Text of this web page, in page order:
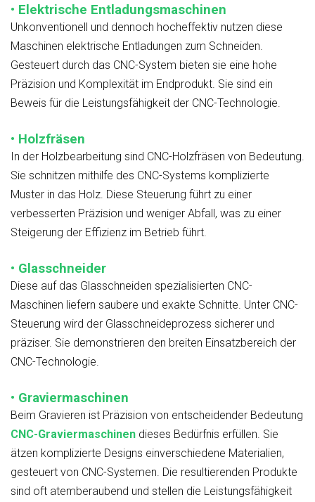
• Elektrische Entladungsmaschinen
Unkonventionell und dennoch hocheffektiv nutzen diese
Maschinen elektrische Entladungen zum Schneiden.
Gesteuert durch das CNC-System bieten sie eine hohe
Präzision und Komplexität im Endprodukt. Sie sind ein
Beweis für die Leistungsfähigkeit der CNC-Technologie.
• Holzfräsen
In der Holzbearbeitung sind CNC-Holzfräsen von Bedeutung.
Sie schnitzen mithilfe des CNC-Systems komplizierte
Muster in das Holz. Diese Steuerung führt zu einer
verbesserten Präzision und weniger Abfall, was zu einer
Steigerung der Effizienz im Betrieb führt.
• Glasschneider
Diese auf das Glasschneiden spezialisierten CNC-
Maschinen liefern saubere und exakte Schnitte. Unter CNC-
Steuerung wird der Glasschneideprozess sicherer und
präziser. Sie demonstrieren den breiten Einsatzbereich der
CNC-Technologie.
• Graviermaschinen
Beim Gravieren ist Präzision von entscheidender Bedeutung
CNC-Graviermaschinen dieses Bedürfnis erfüllen. Sie
ätzen komplizierte Designs einverschiedene Materialien,
gesteuert von CNC-Systemen. Die resultierenden Produkte
sind oft atemberaubend und stellen die Leistungsfähigkeit